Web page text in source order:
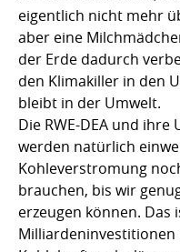
eigentlich nicht mehr
aber eine
der Erde dadurch
den Klimakiller in den
bleibt in der Umwelt.
Die RWE-DEA und
werden natürlich
Kohleverstromung
brauchen, bis wir
erzeugen können.
Milliardeninvestitionen